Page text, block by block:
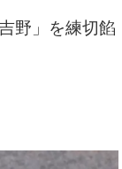
野」を練切餡